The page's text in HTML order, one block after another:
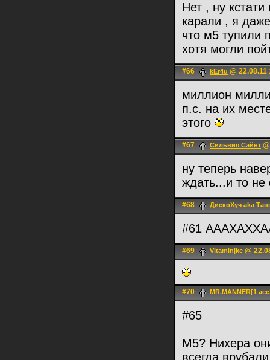
Нет , ну
карали , я
что м5 тупили
хотя могли
#66 kEr4u @ 22.08.11
миллион
п.с. на их
этого
#67 Сильвия Сэйнт
ну теперь
ждать...и то не
#68 ДискоХуч aka
#61
#69 Vitaminjke @
#70 MR.MANNER[1
#65
M5? Нихера
всегда